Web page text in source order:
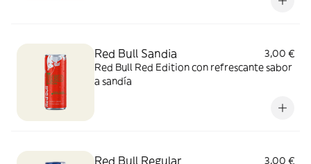
Red Bull Sandia
3,00 €
Red Bull Red Edition con refrescante sabor
a sandía
Red Bull Regular
3,00 €